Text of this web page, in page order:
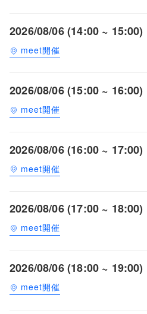
2026/08/06 (14:00 ~ 15:00)
meet開催
2026/08/06 (15:00 ~ 16:00)
meet開催
2026/08/06 (16:00 ~ 17:00)
meet開催
2026/08/06 (17:00 ~ 18:00)
meet開催
2026/08/06 (18:00 ~ 19:00)
meet開催